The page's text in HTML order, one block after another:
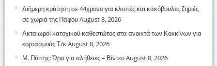
Διήμερη κράτηση σε 44χρονο για κλοπές και κακόβουλες ζημιές
σε χωριά της ΠάφουAugust 8, 2026
Ακταιωροί κατοχικού καθεστώτος στα ανοικτά των Κοκκίνων για
εορτασμούς Τ/κAugust 8, 2026
Μ. Πάπης: Ώρα για αλήθειες – ΒίντεοAugust 8, 2026